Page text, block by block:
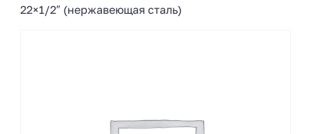
22×1/2″ (нержавеющая сталь)